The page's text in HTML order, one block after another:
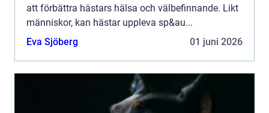
att förbättra hästars hälsa och välbefinnande. Likt
människor, kan hästar uppleva sp&au...
Eva Sjöberg
01 juni 2026